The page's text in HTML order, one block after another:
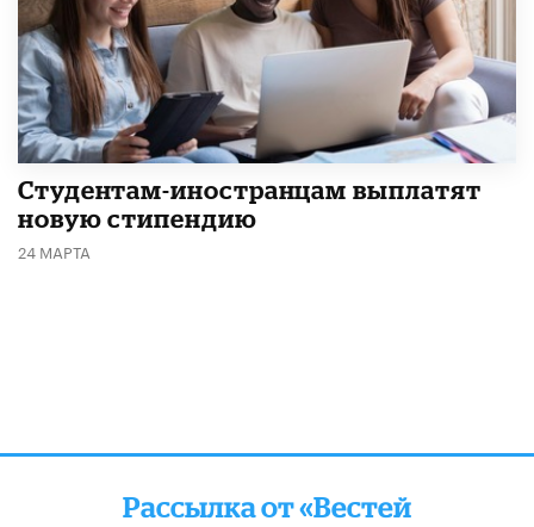
Студентам-иностранцам выплатят
новую стипендию
24 МАРТА
Рассылка от «Вестей